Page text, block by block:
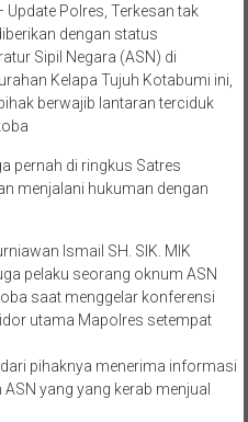
Update Polres, Terkesan tak
dengan status
Sipil Negara (ASN) di
Kelapa Tujuh Kotabumi ini,
berwajib lantaran terciduk
pernah di ringkus Satres
menjalani hukuman dengan
Ismail SH. SIK. MIK
pelaku seorang oknum ASN
saat menggelar konferensi
utama Mapolres setempat
pihaknya menerima informasi
yang yang kerab menjual